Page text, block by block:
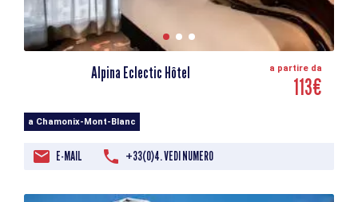
Alpina Eclectic Hôtel a partire da
113€
a Chamonix-Mont-Blanc
E-MAIL +33(0)4. VEDI NUMERO